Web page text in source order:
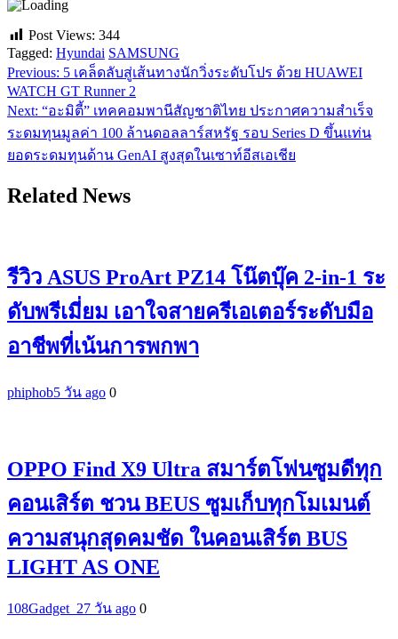
Post Views: 344
Tagged: Hyundai SAMSUNG
แนะแนว
เรื่อง
Previous: 5 เคล็ดลับสู่เส้นทางนักวิ่งระดับโปร ด้วย HUAWEI
WATCH GT Runner 2
Next: “อะมิตี้” เทคคอมพานีสัญชาติไทย ประกาศความสำเร็จ
ระดมทุนมูลค่า 100 ล้านดอลลาร์สหรัฐ รอบ Series D ขึ้นแท่น
ยอดระดมทุนด้าน GenAI สูงสุดในเซาท์อีสเอเชีย
Related News
รีวิว ASUS ProArt PZ14 โน๊ตบุ๊ค 2-in-1 ระ
ดับพรีเมี่ยม เอาใจสายครีเอเตอร์ระดับมือ
อาชีพที่เน้นการพกพา
phiphob5 วัน ago 0
OPPO Find X9 Ultra สมาร์ตโฟนซูมดีทุก
คอนเสิร์ต ชวน BEUS ซูมเก็บทุกโมเมนต์
ความสนุกสุดคมชัด ในคอนเสิร์ต BUS
LIGHT AS ONE
108Gadget_27 วัน ago 0